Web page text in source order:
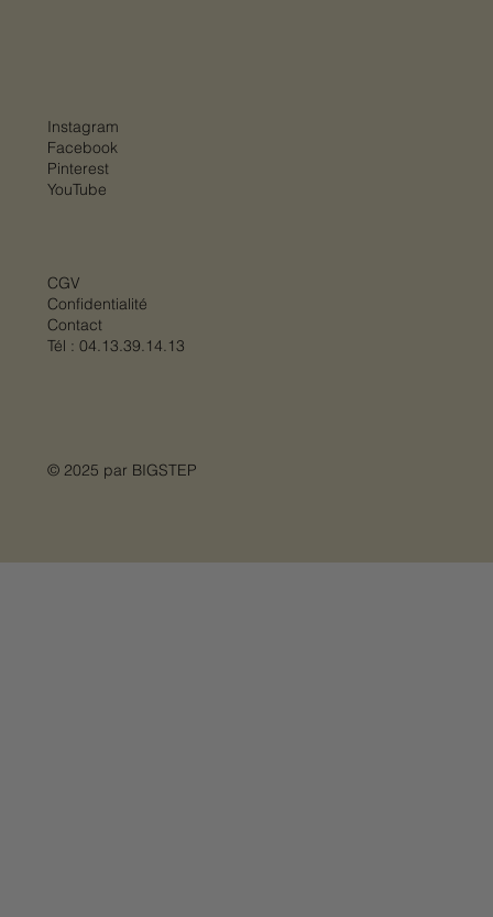
CGV
Confidentialité
Contact
Tél : 04.13.39.14.13
Instagram
Facebook
Pinterest
YouTube
© 2025 par BIGSTEP